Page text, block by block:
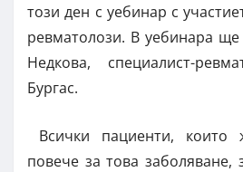
този ден с уебинар с
ревматолози. В уебинара
Недкова, специалист-
Бургас.
Всички пациенти, които
повече за това заболяване,